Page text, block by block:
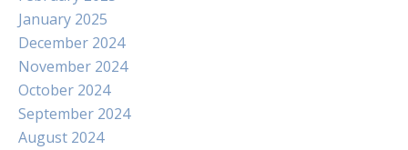
January 2025
December 2024
November 2024
October 2024
September 2024
August 2024